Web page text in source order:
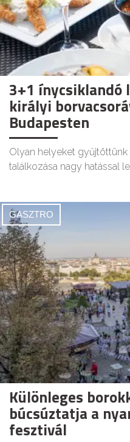
3+1 ínycsiklandó
királyi
Budapesten
Olyan helyeket
találkozása nagy hatással
GASZTRO
Különleges
búcsúztatja a
fesztivál